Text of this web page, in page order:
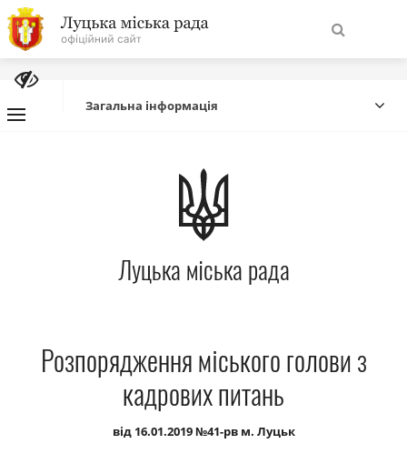
На
головну
Про місто
Міська влада
Міська рада
Публічна інформація
Прозорість влади
Загальна інформація
Луцька міська рада
Розпорядження міського голови з
кадрових питань
від 16.01.2019 №41-рв м. Луцьк